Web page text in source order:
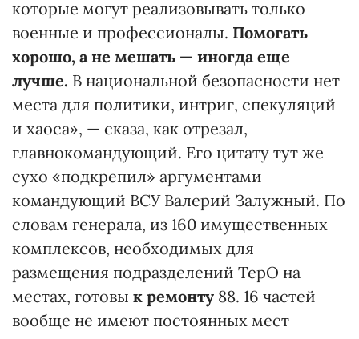
которые могут реализовывать только
военные и профессионалы. Помогать
хорошо, а не мешать — иногда еще
лучше. В национальной безопасности нет
места для политики, интриг, спекуляций
и хаоса», — сказа, как отрезал,
главнокомандующий. Его цитату тут же
сухо «подкрепил» аргументами
командующий ВСУ Валерий Залужный. По
словам генерала, из 160 имущественных
комплексов, необходимых для
размещения подразделений ТерО на
местах, готовы к ремонту 88. 16 частей
вообще не имеют постоянных мест